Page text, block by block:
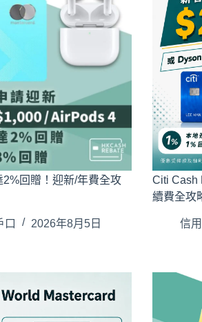
回贈！迎新/年費全攻
口 2026年8月5日
Citi Cash
續費全攻
信